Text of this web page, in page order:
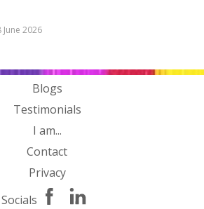
Blogs
Testimonials
I am...
Contact
Privacy
Socials